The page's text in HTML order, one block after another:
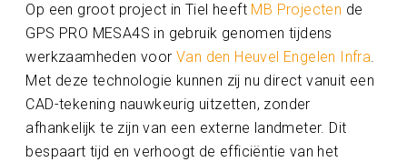
Op een groot project in Tiel heeft MB Projecten de
GPS PRO MESA4S in gebruik genomen tijdens
werkzaamheden voorVan den Heuvel Engelen Infra.
Met deze technologie kunnen zij nu direct vanuit een
CAD-tekening nauwkeurig uitzetten, zonder
afhankelijk te zijn van een externe landmeter. Dit
bespaart tijd en verhoogt de efficiëntie van het